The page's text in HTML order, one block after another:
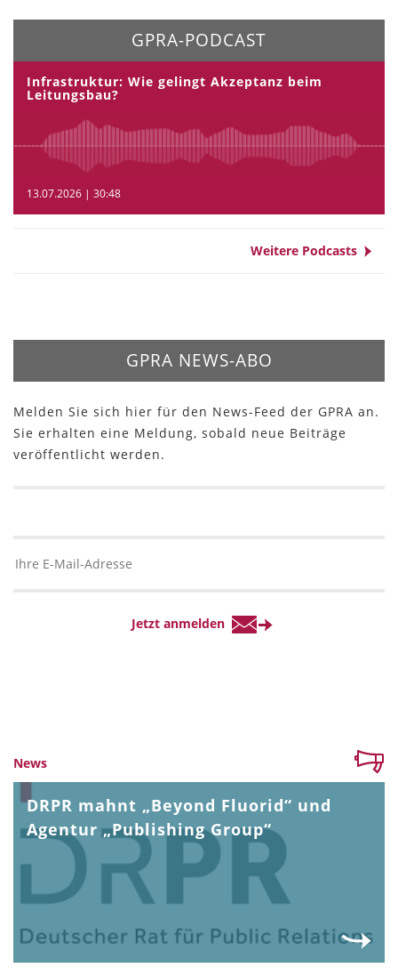
GPRA-PODCAST
Infrastruktur: Wie gelingt Akzeptanz beim
Leitungsbau?
13.07.2026 | 30:48
Weitere Podcasts
GPRA NEWS-ABO
Melden Sie sich hier für den News-Feed der GPRA an.
Sie erhalten eine Meldung, sobald neue Beiträge
veröffentlicht werden.
News
DRPR mahnt „Beyond Fluorid“ und
Agentur „Publishing Group“